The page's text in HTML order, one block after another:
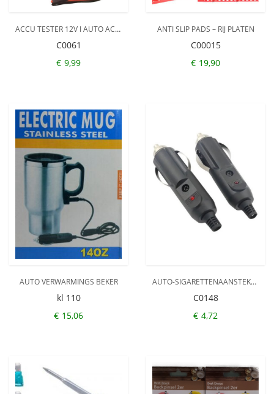
ACCU TESTER 12V I AUTO ACU TESTER I MOTOR ACCU TESTER I LED INDICATIE I GEZONDHEID AUTOACCU TESTEN
C0061
€ 9,99
ANTI SLIP PADS – RIJ PLATEN
C00015
€ 19,90
AUTO VERWARMINGS BEKER
kl 110
€ 15,06
AUTO-SIGARETTENAANSTEKER – 12 V – MET 3 A ZEKERING – VOORDEEL SET 2 STUKS
C0148
€ 4,72